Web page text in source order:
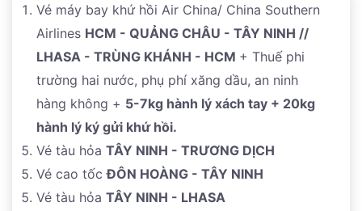
Vé máy bay khứ hồi Air China/ China Southern
Airlines HCM - QUẢNG CHÂU - TÂY NINH //
LHASA - TRÙNG KHÁNH - HCM + Thuế phi
trường hai nước, phụ phí xăng dầu, an ninh
hàng không + 5-7kg hành lý xách tay + 20kg
hành lý ký gửi khứ hồi.
Vé tàu hỏa TÂY NINH - TRƯƠNG DỊCH
Vé cao tốcĐÔN HOÀNG - TÂY NINH
Vé tàu hỏa TÂY NINH - LHASA